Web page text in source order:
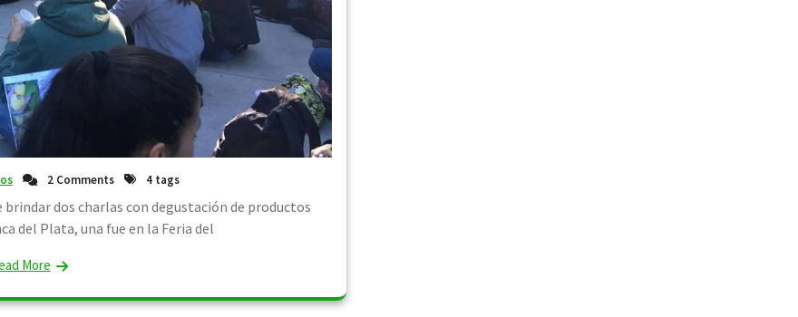
2 Comments 4 tags
dos charlas con degustación de productos
del Plata, una fue en la Feria del
More